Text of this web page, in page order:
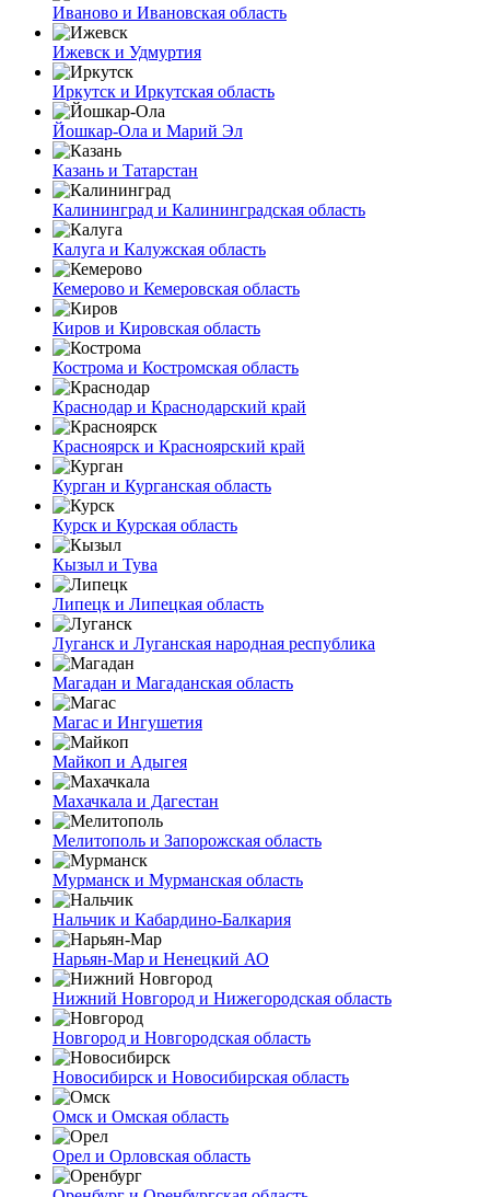
Иваново и Ивановская область
Ижевск и Удмуртия
Иркутск и Иркутская область
Йошкар-Ола и Марий Эл
Казань и Татарстан
Калининград и Калининградская область
Калуга и Калужская область
Кемерово и Кемеровская область
Киров и Кировская область
Кострома и Костромская область
Краснодар и Краснодарский край
Красноярск и Красноярский край
Курган и Курганская область
Курск и Курская область
Кызыл и Тува
Липецк и Липецкая область
Луганск и Луганская народная республика
Магадан и Магаданская область
Магас и Ингушетия
Майкоп и Адыгея
Махачкала и Дагестан
Мелитополь и Запорожская область
Мурманск и Мурманская область
Нальчик и Кабардино-Балкария
Нарьян-Мар и Ненецкий АО
Нижний Новгород и Нижегородская область
Новгород и Новгородская область
Новосибирск и Новосибирская область
Омск и Омская область
Орел и Орловская область